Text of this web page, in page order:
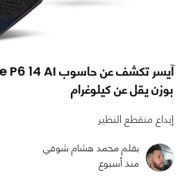
بوزن يقل عن كيلوغرام
إبداع منقطع النظير
بقلم محمد هشام شوقي
منذ أسبوع